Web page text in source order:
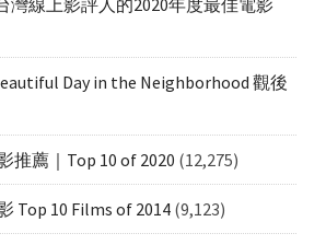
Day in the Neighborhood 觀後
推薦｜Top 10 of 2020 (12,275)
Top 10 Films of 2014 (9,123)